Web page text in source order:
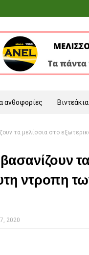
ανθοφορίες Βιντεάκια
τα μελίσσια στο
ντροπη
2020